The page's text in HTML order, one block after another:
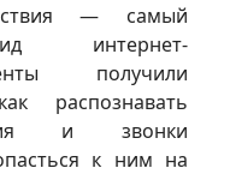
— самый
интернет-
получили
распознавать
и звонки
к ним на